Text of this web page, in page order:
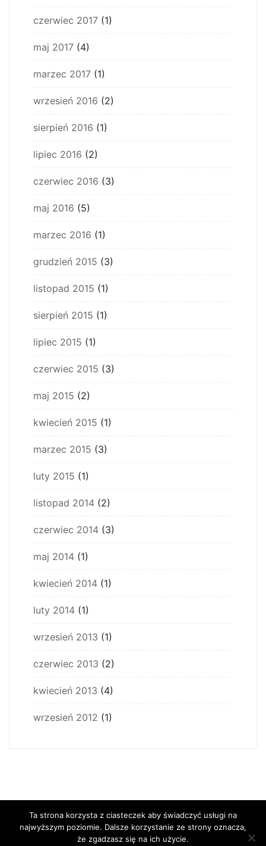
czerwiec 2017 (1)
maj 2017 (4)
marzec 2017 (1)
wrzesień 2016 (2)
sierpień 2016 (1)
lipiec 2016 (2)
czerwiec 2016 (3)
maj 2016 (5)
marzec 2016 (1)
grudzień 2015 (3)
listopad 2015 (1)
sierpień 2015 (1)
lipiec 2015 (1)
czerwiec 2015 (3)
maj 2015 (2)
kwiecień 2015 (1)
marzec 2015 (3)
luty 2015 (1)
listopad 2014 (2)
czerwiec 2014 (3)
maj 2014 (1)
kwiecień 2014 (1)
luty 2014 (1)
wrzesień 2013 (1)
czerwiec 2013 (2)
kwiecień 2013 (4)
wrzesień 2012 (1)
Ta strona korzysta z ciasteczek aby świadczyć usługi na
najwyższym poziomie. Dalsze korzystanie ze strony oznacza,
że zgadzasz się na ich użycie.